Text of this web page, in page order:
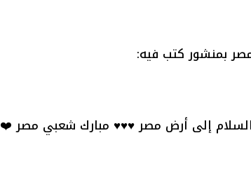
بمنشور كتب فيه:
إلى أرض مصر ♥️♥️♥️ مبارك شعبي مصر ❤️